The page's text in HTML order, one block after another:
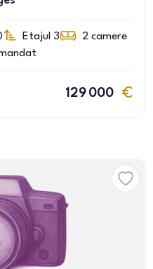
Etajul 3 2 camere
129 000